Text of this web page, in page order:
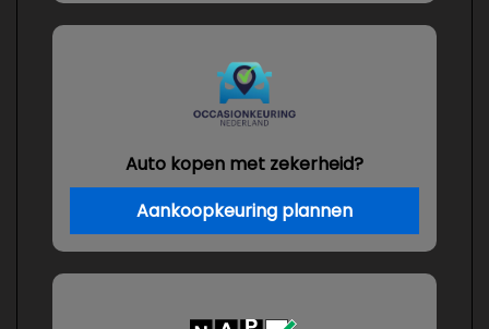
Auto kopen met zekerheid?
Aankoopkeuring plannen